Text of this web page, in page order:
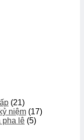
(21)
niệm (17)
pha lê (5)